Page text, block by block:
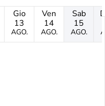
Gio
13
AGO.
Ven
14
AGO.
Sab
15
AGO.